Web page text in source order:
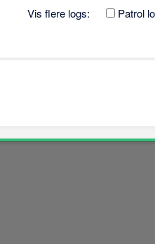
Vis flere logs:
Patrol